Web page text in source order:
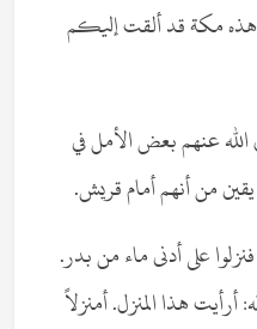
مكة قد ألقت إليكم
عنهم بعض الأمل في
من أنهم أمام قريش.
على أدنى ماء من بدر.
أرأيت هذا المنزل. أمنزلاً